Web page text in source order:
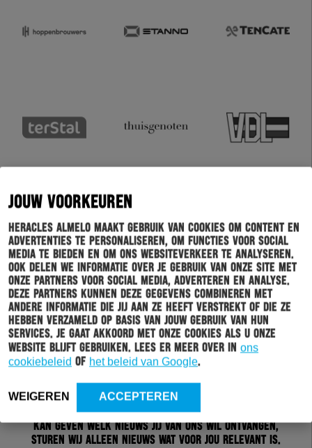
JOUW VOORKEUREN
Heracles Almelo maakt gebruik van cookies om content en
advertenties te personaliseren, om functies voor social
media te bieden en om ons websiteverkeer te analyseren.
Ook delen we informatie over je gebruik van onze site met
onze partners voor social media, adverteren en analyse.
Deze partners kunnen deze gegevens combineren met
andere informatie die jij aan ze heeft verstrekt of die ze
hebben verzameld op basis van jouw gebruik van hun
services. Je gaat akkoord met onze cookies als u onze
website blijft gebruiken. Lees er meer over in ons
cookiebeleid of het beleid van Google.
WEIGEREN ACCEPTEREN
Schrijf je in voor onze nieuwsbrief
Wil jij altijd en overal op de hoogte gehouden worden
van al het clubnieuws? Schrijf je dan in voor de
nieuwsbrief van Heracles Almelo. Doordat je zelf aan
kan geven welk nieuws jij van ons wil ontvangen,
sturen wij alleen nieuws wat voor jou relevant is.